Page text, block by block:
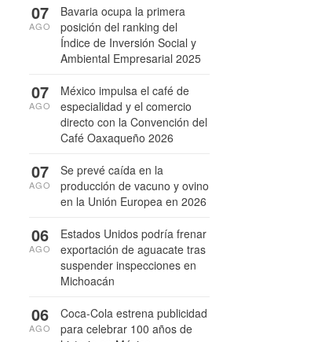
Bavaria ocupa la primera
posición del ranking del
Índice de Inversión Social y
Ambiental Empresarial 2025
07
AGO
México impulsa el café de
especialidad y el comercio
directo con la Convención del
Café Oaxaqueño 2026
07
AGO
Se prevé caída en la
producción de vacuno y ovino
en la Unión Europea en 2026
07
AGO
Estados Unidos podría frenar
exportación de aguacate tras
suspender inspecciones en
Michoacán
06
AGO
Coca-Cola estrena publicidad
para celebrar 100 años de
06
AGO